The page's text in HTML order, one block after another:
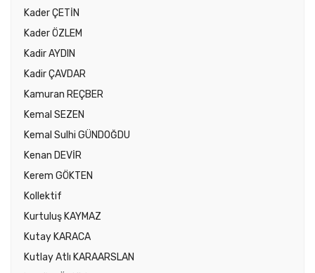
Kader ÇETİN
Kader ÖZLEM
Kadir AYDIN
Kadir ÇAVDAR
Kamuran REÇBER
Kemal SEZEN
Kemal Sulhi GÜNDOĞDU
Kenan DEVİR
Kerem GÖKTEN
Kollektif
Kurtuluş KAYMAZ
Kutay KARACA
Kutlay Atlı KARAARSLAN